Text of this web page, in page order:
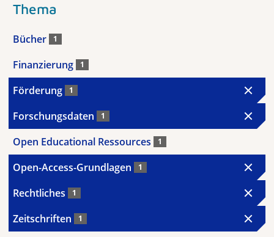
Thema
Bücher 1
Finanzierung 1
Förderung 1
Forschungsdaten 1
Open Educational Ressources 1
Open-Access-Grundlagen 1
Rechtliches 1
Zeitschriften 1